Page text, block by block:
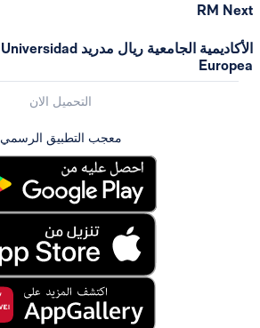
RM Next
الأكاديمية الجامعية ريال مدريد Universidad
Europea
التحميل الان
معجب التطبيق الرسمي